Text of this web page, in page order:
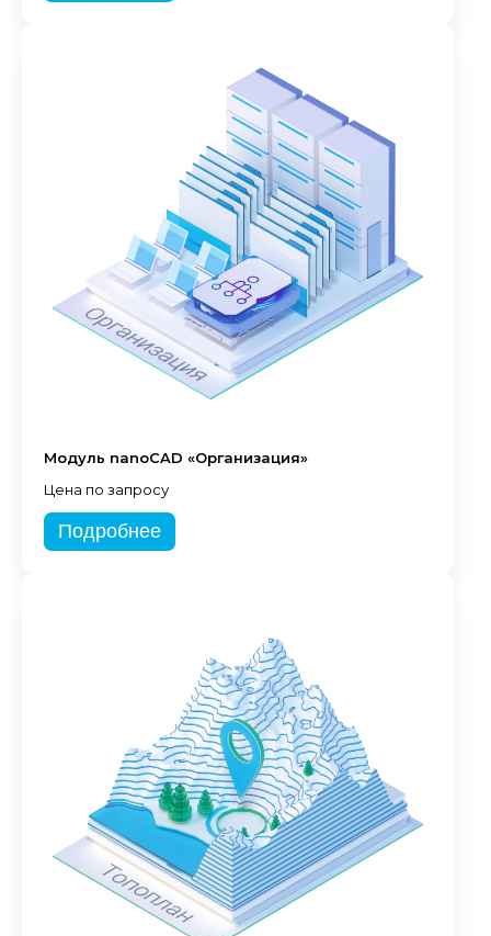
Модуль nanoCAD «Организация»
Цена по запросу
Подробнее